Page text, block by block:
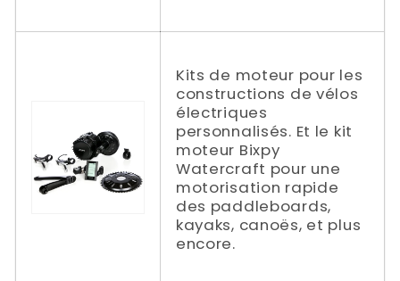
Kits de moteur pour les
constructions de vélos
électriques
personnalisés. Et le kit
moteur Bixpy
Watercraft pour une
motorisation rapide
des paddleboards,
kayaks, canoës, et plus
encore.